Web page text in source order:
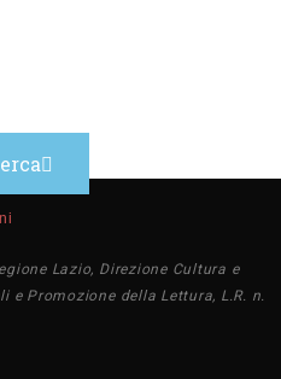
Lazio, Direzione Cultura e
e Promozione della Lettura, L.R. n.